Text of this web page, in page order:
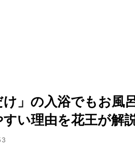
け」の入浴でもお風
い理由を花王が解